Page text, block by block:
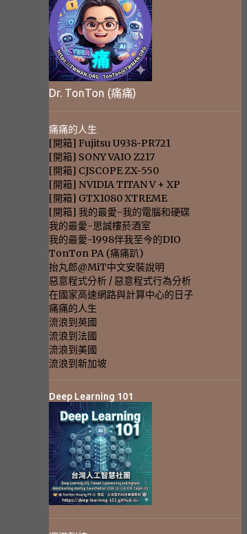
Dr. TonTon (痛痛)
痛痛的人生
[開箱] Fujitsu U938-PR721
[開箱] SONY VAIO Z217
[開箱] CJSCOPE ZX-550
[開箱] NVIDIA TITAN V + XP
[開箱] GTX1080 XTREME
[開箱] 我的最愛-我的電腦和硬碟
我的最愛-思誠樓菸酒室
我的最愛-1998伴我至今的DIO
TonTon PA (痛痛趴)
抬丸郎@MiT中文安裝說明
惡意程式分析 / 惡意程式行為分析
在國家高速網路與計算中心的日子
痛痛的人生
流浪到英國
流浪到法國
流浪到美國
流浪到新加坡
Deep Learning 101